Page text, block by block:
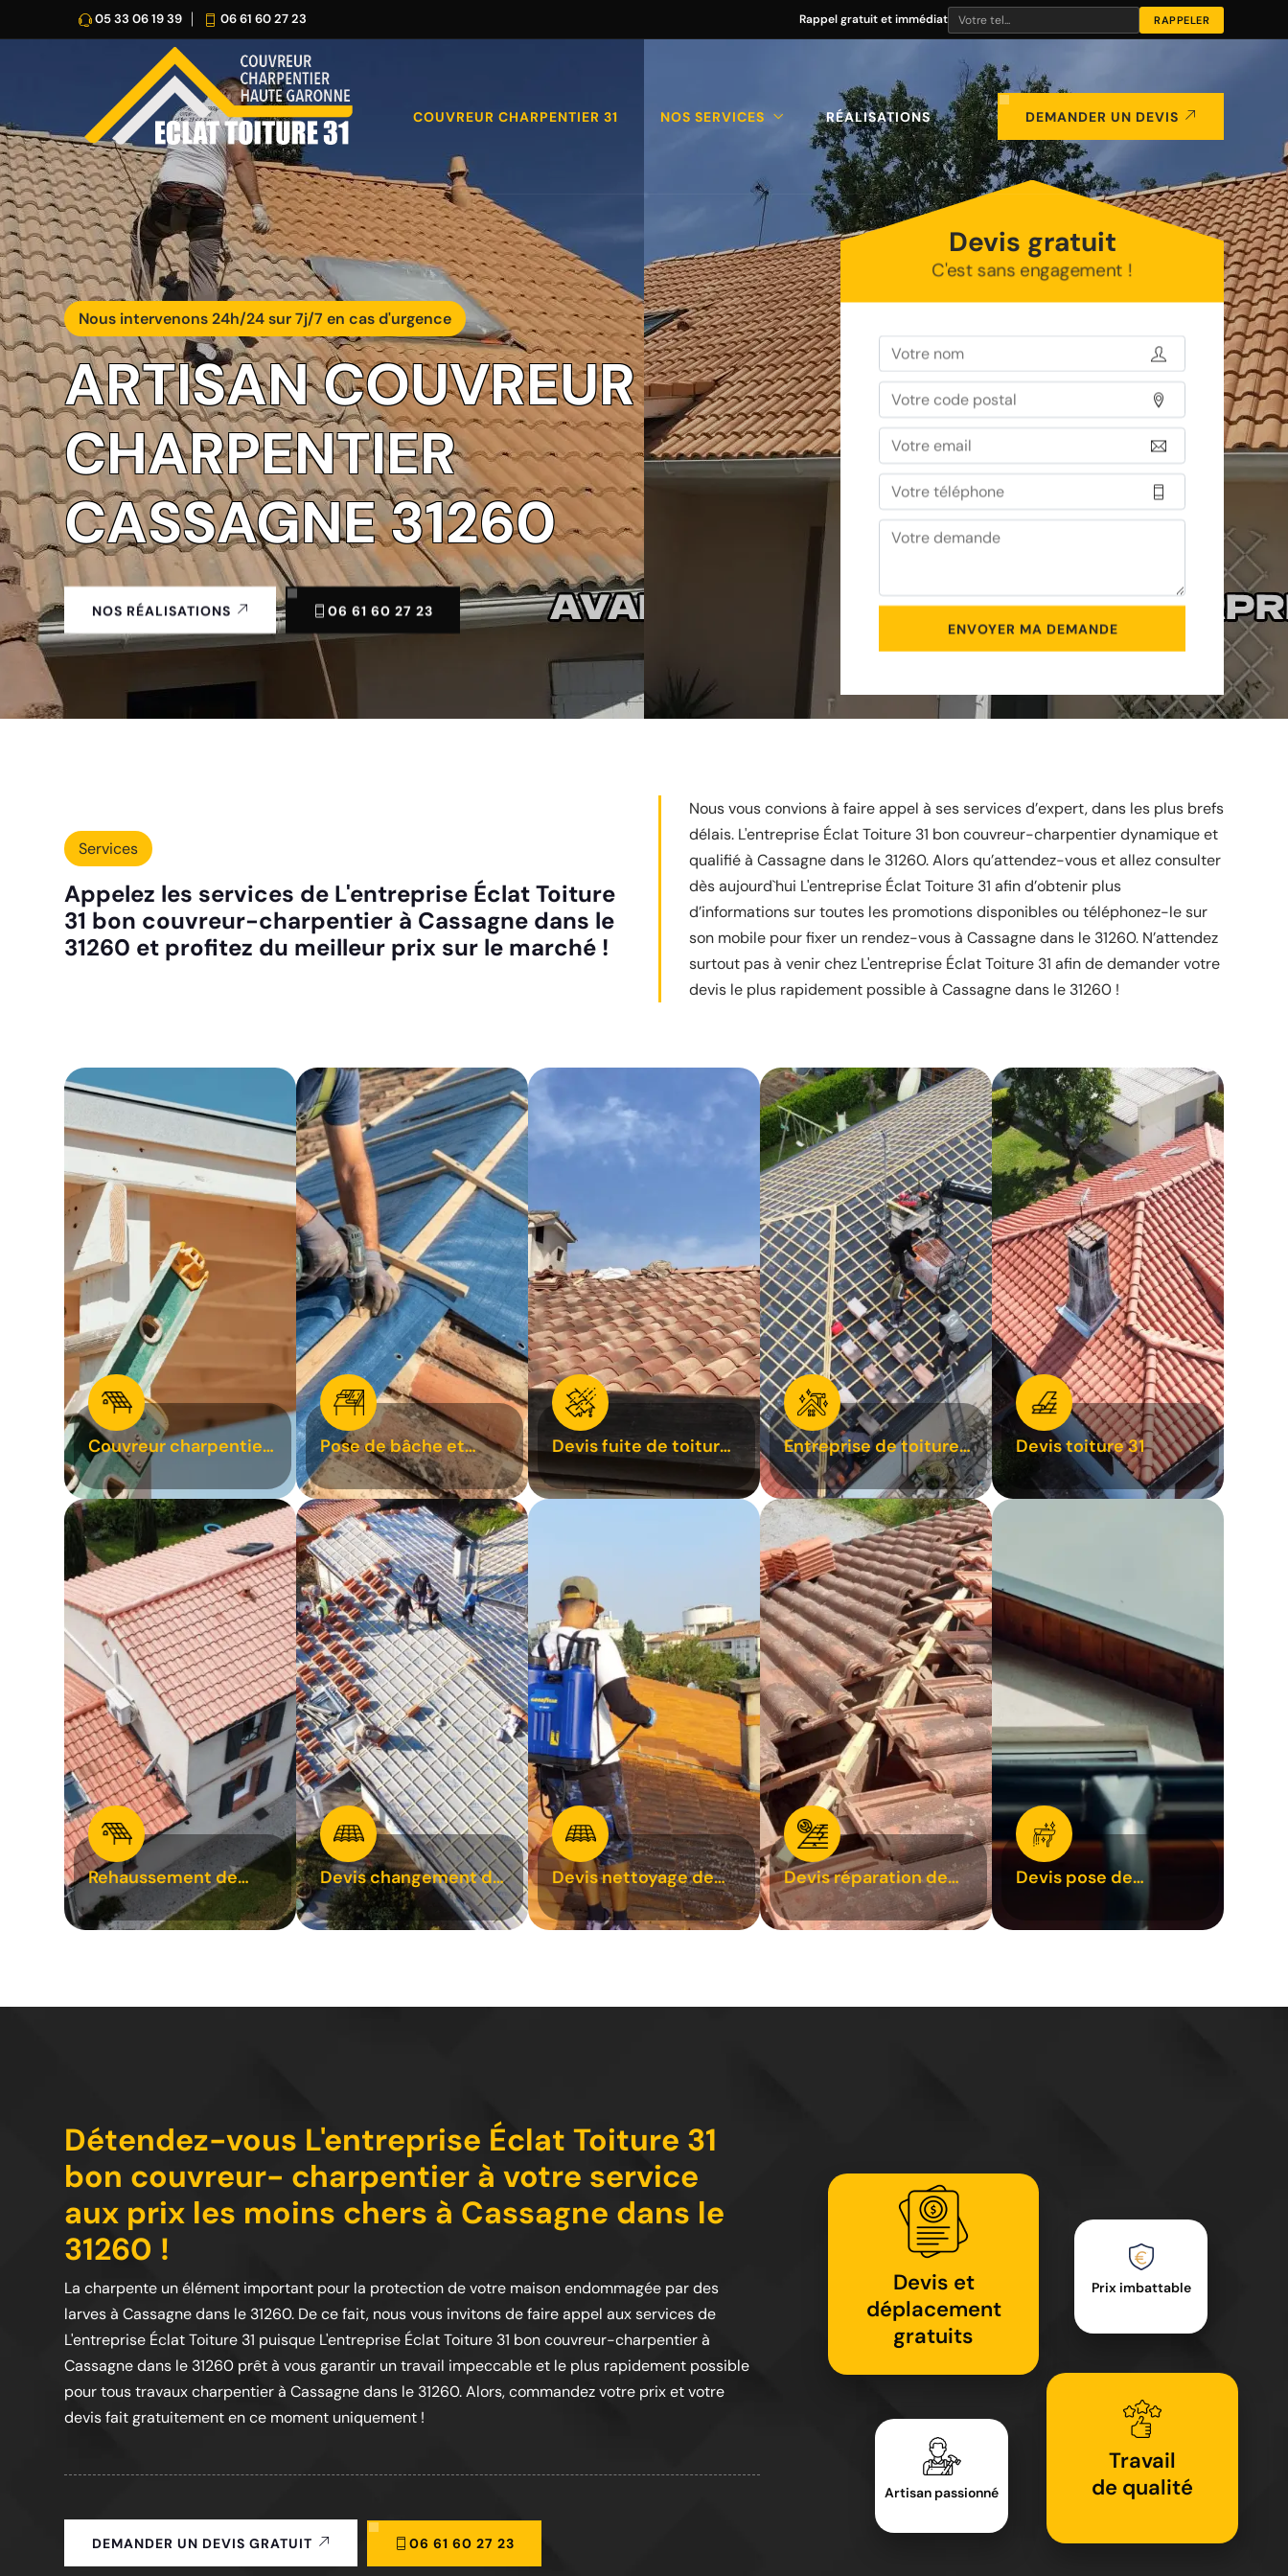
05 33 06 19 39 06 61 60 27 23 Rappel gratuit et immédiat
COUVREUR CHARPENTIER 31 NOS SERVICES RÉALISATIONS DEMANDER UN DEVIS
Nous intervenons 24h/24 sur 7j/7 en cas d'urgence
ARTISAN COUVREUR
CHARPENTIER
CASSAGNE 31260
NOS RÉALISATIONS 06 61 60 27 23
Devis gratuit
C'est sans engagement !
Services
Appelez les services de L'entreprise Éclat Toiture
31 bon couvreur-charpentier à Cassagne dans le
31260 et profitez du meilleur prix sur le marché !
Nous vous convions à faire appel à ses services d’expert, dans les plus brefs
délais. L'entreprise Éclat Toiture 31 bon couvreur-charpentier dynamique et
qualifié à Cassagne dans le 31260. Alors qu’attendez-vous et allez consulter
dès aujourd`hui L'entreprise Éclat Toiture 31 afin d’obtenir plus
d’informations sur toutes les promotions disponibles ou téléphonez-le sur
son mobile pour fixer un rendez-vous à Cassagne dans le 31260. N’attendez
surtout pas à venir chez L'entreprise Éclat Toiture 31 afin de demander votre
devis le plus rapidement possible à Cassagne dans le 31260 !
Couvreur charpentier
31
Pose de bâche et
bâchage de toiture 31
Devis fuite de toiture
31
Entreprise de toiture
31
Devis toiture 31
Rehaussement de
toiture 31
Devis changement de
tuile 31
Devis nettoyage de
toiture 31
Devis réparation de
toiture 31
Devis pose de
Détendez-vous L'entreprise Éclat Toiture 31
bon couvreur- charpentier à votre service
aux prix les moins chers à Cassagne dans le
31260 !
La charpente un élément important pour la protection de votre maison endommagée par des
larves à Cassagne dans le 31260. De ce fait, nous vous invitons de faire appel aux services de
L'entreprise Éclat Toiture 31 puisque L'entreprise Éclat Toiture 31 bon couvreur-charpentier à
Cassagne dans le 31260 prêt à vous garantir un travail impeccable et le plus rapidement possible
pour tous travaux charpentier à Cassagne dans le 31260. Alors, commandez votre prix et votre
devis fait gratuitement en ce moment uniquement !
Devis et
déplacement
gratuits
Artisan passionné
Prix imbattable
Travail
de qualité
DEMANDER UN DEVIS GRATUIT 06 61 60 27 23